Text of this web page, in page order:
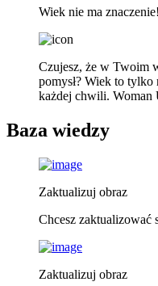
Wiek nie ma znaczenie!
Czujesz, że w Twoim
pomysł? Wiek to
każdej chwili. Woman
Baza wiedzy
Zaktualizuj obraz
Chcesz zaktualizować
Zaktualizuj obraz